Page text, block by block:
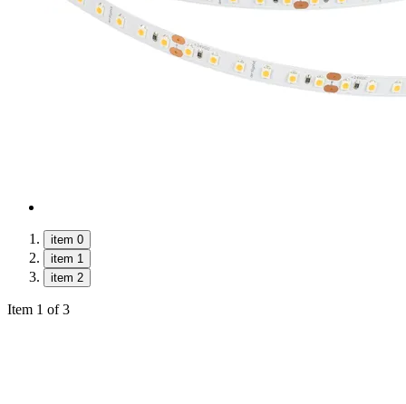
item 0
item 1
item 2
Item 1 of 3